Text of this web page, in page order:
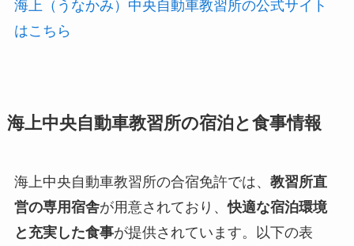
海上（うなかみ）中央自動車教習所の公式サイト
はこちら
海上中央自動車教習所の宿泊と食事情報
海上中央自動車教習所の合宿免許では、 教習所直
営の専用宿舎が用意されており、快適な宿泊環境
と充実した食事が提供されています。以下の表